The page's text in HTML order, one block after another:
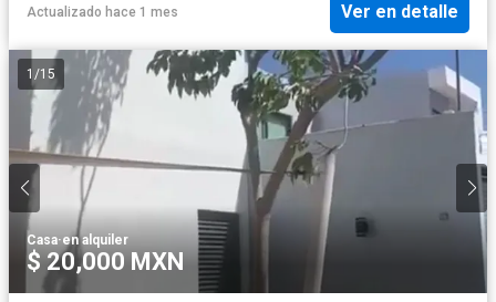
Actualizado hace 1 mes Ver en detalle
1 /15
Casa·en alquiler
$ 20,000 MXN